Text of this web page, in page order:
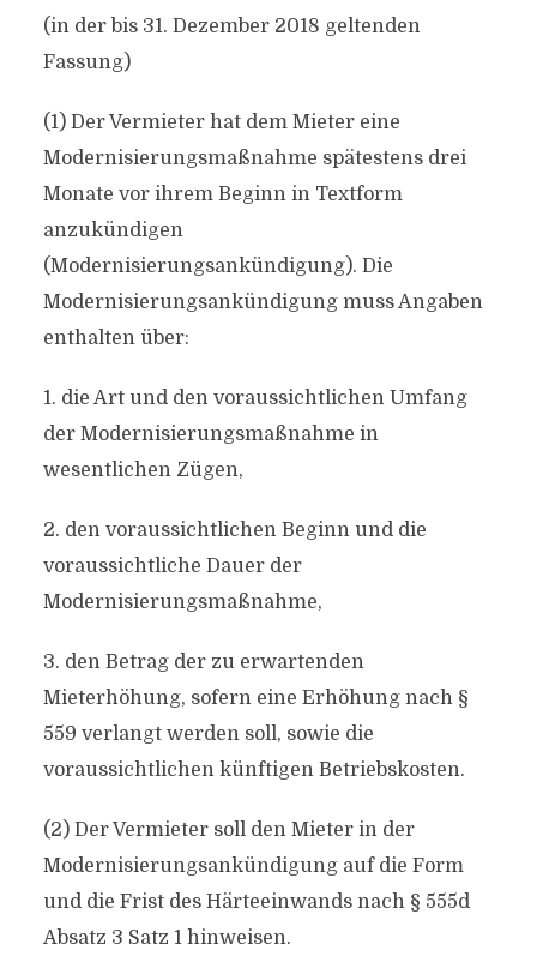
(in der bis 31. Dezember 2018 geltenden
Fassung)
(1) Der Vermieter hat dem Mieter eine
Modernisierungsmaßnahme spätestens drei
Monate vor ihrem Beginn in Textform
anzukündigen
(Modernisierungsankündigung). Die
Modernisierungsankündigung muss Angaben
enthalten über:
1. die Art und den voraussichtlichen Umfang
der Modernisierungsmaßnahme in
wesentlichen Zügen,
2. den voraussichtlichen Beginn und die
voraussichtliche Dauer der
Modernisierungsmaßnahme,
3. den Betrag der zu erwartenden
Mieterhöhung, sofern eine Erhöhung nach §
559 verlangt werden soll, sowie die
voraussichtlichen künftigen Betriebskosten.
(2) Der Vermieter soll den Mieter in der
Modernisierungsankündigung auf die Form
und die Frist des Härteeinwands nach § 555d
Absatz 3 Satz 1 hinweisen.